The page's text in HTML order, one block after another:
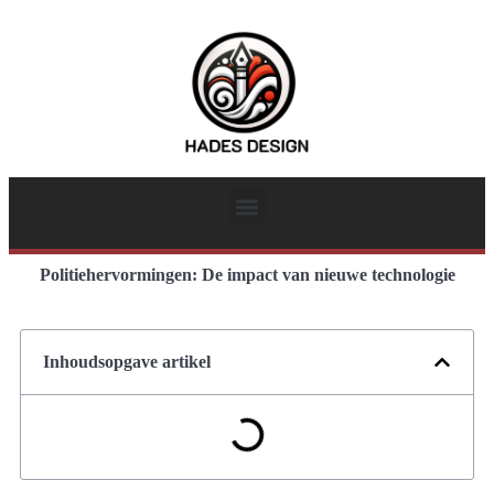
Politiehervormingen: De impact van nieuwe technologie
Inhoudsopgave artikel